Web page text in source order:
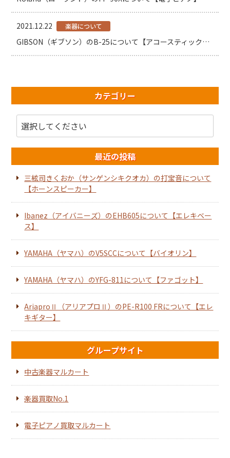
2021.12.22 楽器について
GIBSON（ギブソン）のB-25について【アコースティックギター】
カテゴリー
最近の投稿
三絃司きくおか（サンゲンシキクオカ）の打宝音について
【ホーンスピーカー】
Ibanez（アイバニーズ）のEHB605について【エレキベー
ス】
YAMAHA（ヤマハ）のV5SCCについて【バイオリン】
YAMAHA（ヤマハ）のYFG-811について【ファゴット】
AriaproⅡ（アリアプロⅡ）のPE-R100 FRについて【エレ
キギター】
グループサイト
中古楽器マルカート
楽器買取No.1
電子ピアノ買取マルカート